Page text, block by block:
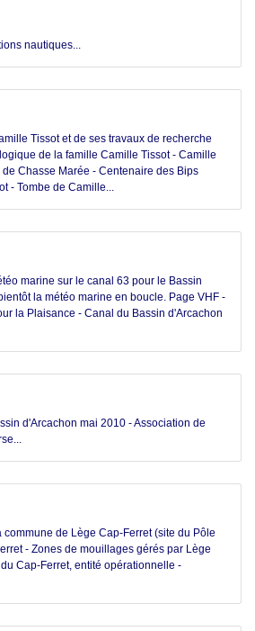
nautiques...
Tissot et de ses travaux de recherche
de la famille Camille Tissot - Camille
Chasse Marée - Centenaire des Bips
- Tombe de Camille...
marine sur le canal 63 pour le Bassin
la météo marine en boucle. Page VHF -
la Plaisance - Canal du Bassin d'Arcachon
d'Arcachon mai 2010 - Association de
de Lège Cap-Ferret (site du Pôle
- Zones de mouillages gérés par Lège
Cap-Ferret, entité opérationnelle -